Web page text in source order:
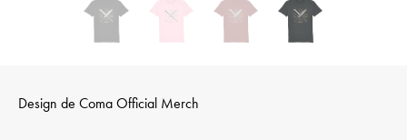
Design de Coma Official Merch